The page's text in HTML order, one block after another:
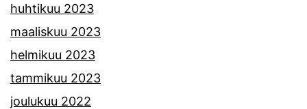
huhtikuu 2023
maaliskuu 2023
helmikuu 2023
tammikuu 2023
joulukuu 2022